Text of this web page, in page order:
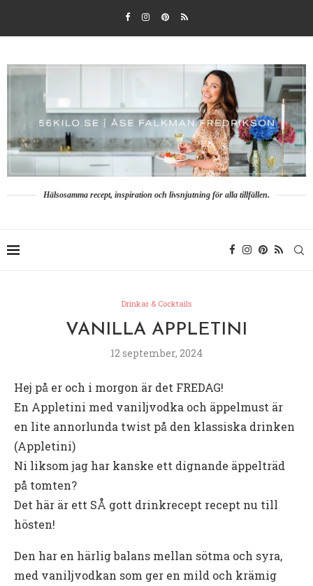
Hälsosamma recept, inspiration och livsnjutning för alla tillfällen.
Drinkar & Cocktails
VANILLA APPLETINI
12 september, 2024
Hej på er och i morgon är det FREDAG!
En Appletini med vaniljvodka och äppelmust är
en lite annorlunda twist på den klassiska drinken
(Appletini)
Ni liksom jag har kanske ett dignande äppelträd
på tomten?
Det här är ett SÅ gott drinkrecept recept nu till
hösten!
Den har en härlig balans mellan sötma och syra,
med vaniljvodkan som ger en mild och krämig